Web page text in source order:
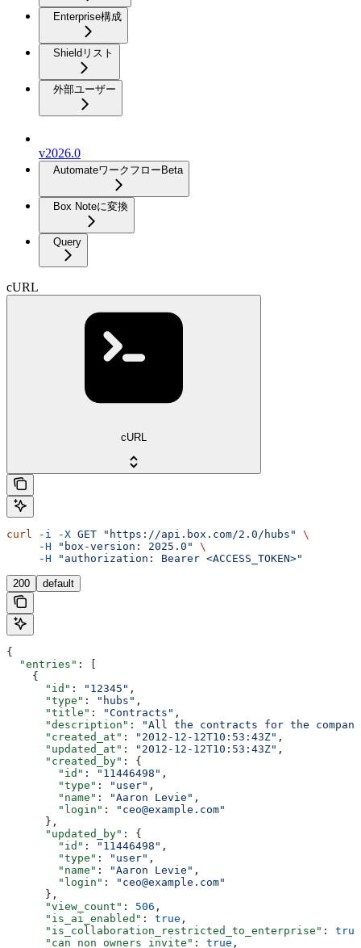
Enterprise構成
Shieldリスト
外部ユーザー
v2026.0
Automateワークフロー Beta
Box Noteに変換
Query
cURL
cURL
curl -i -X GET "https://api.box.com/2.0/hubs"
\
     -H
"box-version: 2025.0"
\
     -H
"authorization: Bearer <ACCESS_TOKEN>"
200 default
{
  "entries"
: [
    {
      "id"
: "12345" ,
      "type"
: "hubs" ,
      "title"
: "Contracts" ,
      "description"
:
"All the contracts for the
      "created_at"
: "2012-12-12T10:53:43Z" ,
      "updated_at"
: "2012-12-12T10:53:43Z" ,
      "created_by"
: {
        "id"
: "11446498" ,
        "type"
: "user" ,
        "name"
: "Aaron Levie" ,
        "login"
:
"ceo@example.com"
      },
      "updated_by"
: {
        "id"
: "11446498" ,
        "type"
: "user" ,
        "name"
: "Aaron Levie" ,
        "login"
:
"ceo@example.com"
      },
      "view_count"
: 506 ,
      "is_ai_enabled"
: true ,
      "is_collaboration_restricted_to_enterprise"
: true
      "can_non_owners_invite"
: true ,